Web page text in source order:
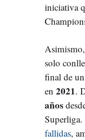
iniciativa
solo
final de un
en 2021.
años
fallidas,